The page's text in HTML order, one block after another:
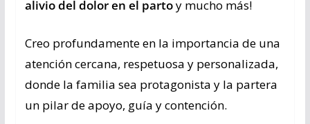
alivio del dolor en el partoy mucho más!
Creo profundamente en la importancia de una
atención cercana, respetuosa y personalizada,
donde la familia sea protagonista y la partera
un pilar de apoyo, guía y contención.